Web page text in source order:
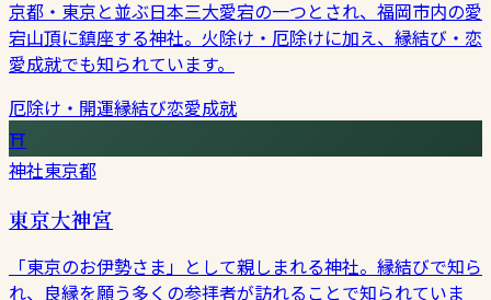
京都・東京と並ぶ日本三大愛宕の一つとされ、福岡市内の愛
宕山頂に鎮座する神社。火除け・厄除けに加え、縁結び・恋
愛成就でも知られています。
厄除け・開運縁結び恋愛成就
⛩
神社東京都
東京大神宮
「東京のお伊勢さま」として親しまれる神社。縁結びで知ら
れ、良縁を願う多くの参拝者が訪れることで知られていま